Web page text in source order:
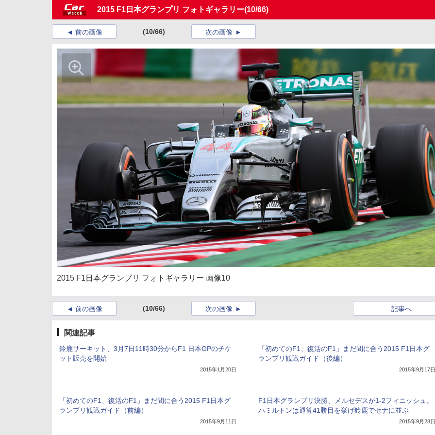
2015 F1日本グランプリ フォトギャラリー(10/66)
前の画像 (10/66) 次の画像
2015 F1日本グランプリ フォトギャラリー 画像10
前の画像 (10/66) 記事へ
次の画像
関連記事
鈴鹿サーキット、3月7日11時30分からF1 日本GPのチケ
ット販売を開始
2015年1月20日
「初めてのF1、復活のF1」まだ間に合う2015 F1日本グ
ランプリ観戦ガイド（後編）
2015年9月17日
「初めてのF1、復活のF1」まだ間に合う2015 F1日本グ
ランプリ観戦ガイド（前編）
2015年9月11日
F1日本グランプリ決勝、メルセデスが1-2フィニッシュ。
ハミルトンは通算41勝目を挙げ鈴鹿でセナに並ぶ
2015年9月28日